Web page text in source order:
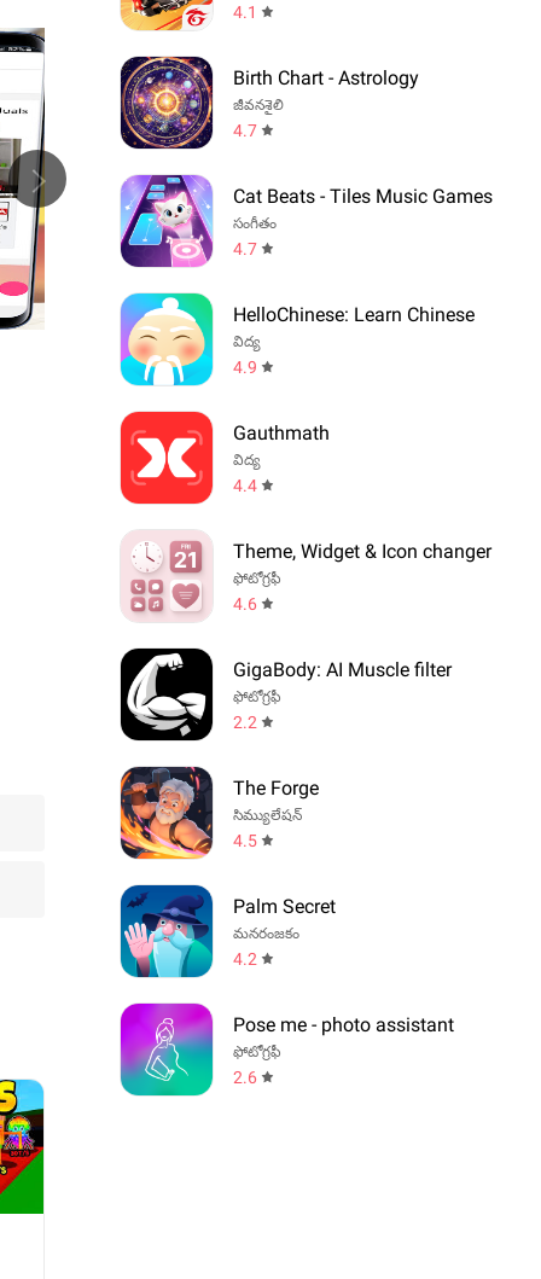
4.1
Birth Chart - Astrology
జీవనశైలి
4.7
Cat Beats - Tiles Music Games
సంగీతం
4.7
HelloChinese: Learn Chinese
విద్య
4.9
Gauthmath
విద్య
4.4
Theme, Widget & Icon changer
ఫోటోగ్రఫీ
4.6
GigaBody: AI Muscle filter
ఫోటోగ్రఫీ
2.2
The Forge
సిమ్యులేషన్
4.5
Palm Secret
మనరంజకం
4.2
Pose me - photo assistant
ఫోటోగ్రఫీ
2.6